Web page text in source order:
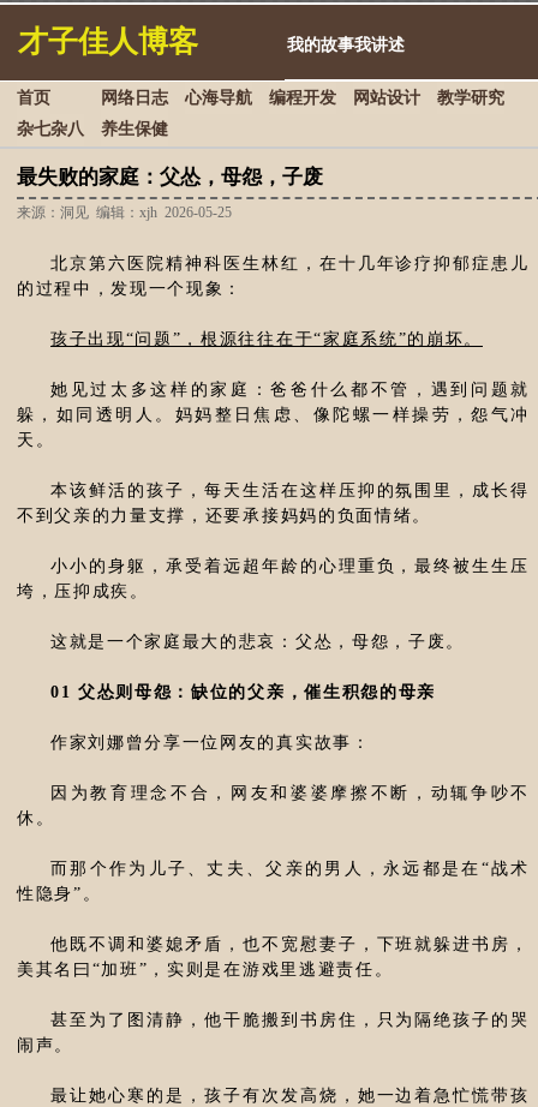
才子佳人博客 我的故事我讲述
首页 网络日志 心海导航 编程开发 网站设计
教学研究
杂七杂八
养生保健
最失败的家庭：父怂，母怨，子废
来源：洞见 编辑：xjh 2026-05-25
北京第六医院精神科医生林红，在十几年诊疗抑郁症患儿
的过程中，发现一个现象：
孩子出现“问题”，根源往往在于“家庭系统”的崩坏。
她见过太多这样的家庭：爸爸什么都不管，遇到问题就
躲，如同透明人。妈妈整日焦虑、像陀螺一样操劳，怨气冲
天。
本该鲜活的孩子，每天生活在这样压抑的氛围里，成长得
不到父亲的力量支撑，还要承接妈妈的负面情绪。
小小的身躯，承受着远超年龄的心理重负，最终被生生压
垮，压抑成疾。
这就是一个家庭最大的悲哀：父怂，母怨，子废。
01 父怂则母怨：缺位的父亲，催生积怨的母亲
作家刘娜曾分享一位网友的真实故事：
因为教育理念不合，网友和婆婆摩擦不断，动辄争吵不
休。
而那个作为儿子、丈夫、父亲的男人，永远都是在“战术
性隐身”。
他既不调和婆媳矛盾，也不宽慰妻子，下班就躲进书房，
美其名曰“加班”，实则是在游戏里逃避责任。
甚至为了图清静，他干脆搬到书房住，只为隔绝孩子的哭
闹声。
最让她心寒的是，孩子有次发高烧，她一边着急忙慌带孩